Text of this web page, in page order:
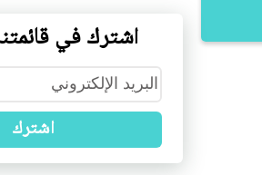
اشترك في
اشترك